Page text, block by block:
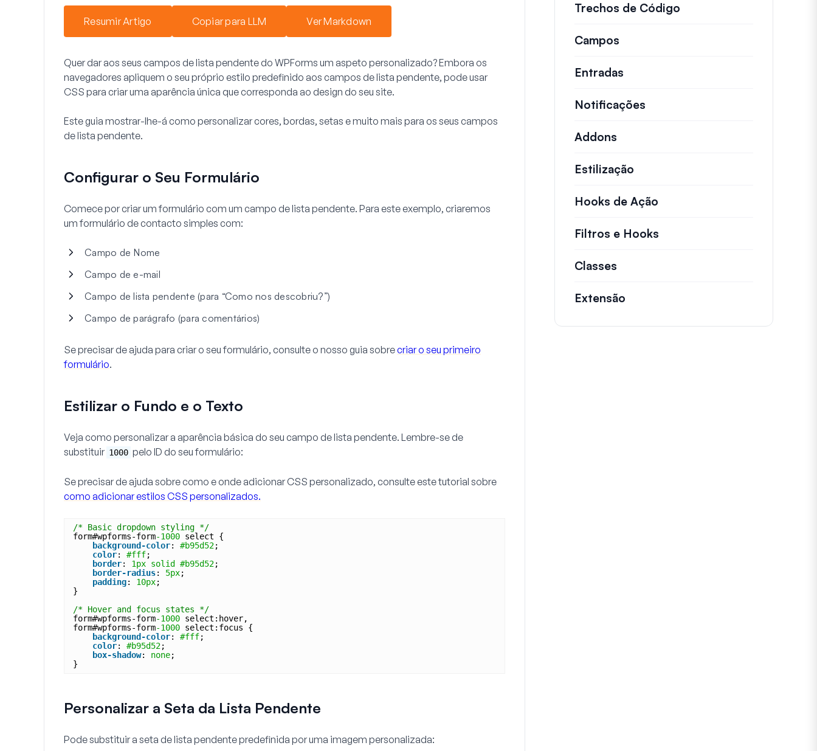
Resumir Artigo Copiar para LLM Ver Markdown
Quer dar aos seus campos de lista pendente do WPForms um aspeto personalizado? Embora os
navegadores apliquem o seu próprio estilo predefinido aos campos de lista pendente, pode usar
CSS para criar uma aparência única que corresponda ao design do seu site.
Este guia mostrar-lhe-á como personalizar cores, bordas, setas e muito mais para os seus campos
de lista pendente.
Configurar o Seu Formulário
Comece por criar um formulário com um campo de lista pendente. Para este exemplo, criaremos
um formulário de contacto simples com:
Campo de Nome
Campo de e-mail
Campo de lista pendente (para “Como nos descobriu?”)
Campo de parágrafo (para comentários)
Se precisar de ajuda para criar o seu formulário, consulte o nosso guia sobrecriar o seu primeiro
formulário.
Estilizar o Fundo e o Texto
Veja como personalizar a aparência básica do seu campo de lista pendente. Lembre-se de
substituir 1000 pelo ID do seu formulário:
Se precisar de ajuda sobre como e onde adicionar CSS personalizado, consulte este tutorial sobre
como adicionar estilos CSS personalizados.
/* Basic dropdown styling */
form#wpforms-form-1000 select {
background-color: #b95d52;
color: #fff;
border: 1px solid #b95d52;
border-radius: 5px;
padding: 10px;
}
/* Hover and focus states */
form#wpforms-form-1000 select:hover,
form#wpforms-form-1000 select:focus {
background-color: #fff;
color: #b95d52;
box-shadow: none;
}
Personalizar a Seta da Lista Pendente
Pode substituir a seta de lista pendente predefinida por uma imagem personalizada:
Trechos de Código
Campos
Entradas
Notificações
Addons
Estilização
Hooks de Ação
Filtros e Hooks
Classes
Extensão